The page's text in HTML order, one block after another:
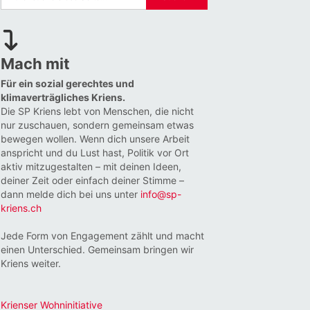
Mach mit
Für ein sozial gerechtes und
klimaverträgliches Kriens.
Die SP Kriens lebt von Menschen, die nicht
nur zuschauen, sondern gemeinsam etwas
bewegen wollen. Wenn dich unsere Arbeit
anspricht und du Lust hast, Politik vor Ort
aktiv mitzugestalten – mit deinen Ideen,
deiner Zeit oder einfach deiner Stimme –
dann melde dich bei uns unter info@sp-
kriens.ch
Jede Form von Engagement zählt und macht
einen Unterschied. Gemeinsam bringen wir
Kriens weiter.
Krienser Wohninitiative